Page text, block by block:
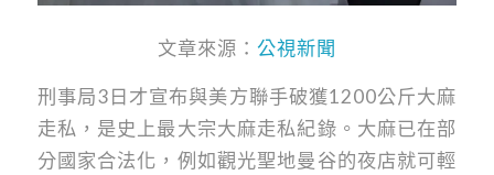
文章來源： 公視新聞
刑事局3日才宣布與美方聯手破獲1200公斤大麻
走私，是史上最大宗大麻走私紀錄。大麻已在部
分國家合法化，例如觀光聖地曼谷的夜店就可輕